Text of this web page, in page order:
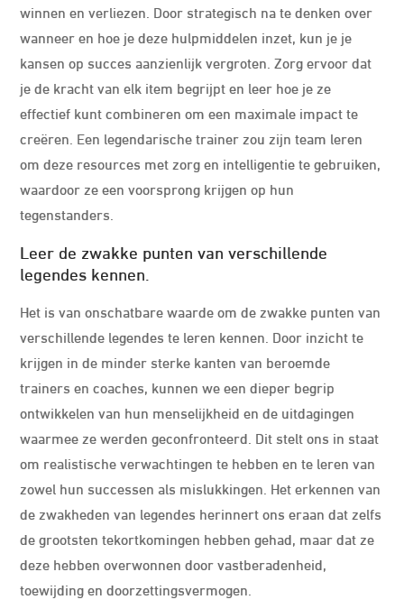
winnen en verliezen. Door strategisch na te denken over
wanneer en hoe je deze hulpmiddelen inzet, kun je je
kansen op succes aanzienlijk vergroten. Zorg ervoor dat
je de kracht van elk item begrijpt en leer hoe je ze
effectief kunt combineren om een ​​maximale impact te
creëren. Een legendarische trainer zou zijn team leren
om deze resources met zorg en intelligentie te gebruiken,
waardoor ze een voorsprong krijgen op hun
tegenstanders.
Leer de zwakke punten van verschillende
legendes kennen.
Het is van onschatbare waarde om de zwakke punten van
verschillende legendes te leren kennen. Door inzicht te
krijgen in de minder sterke kanten van beroemde
trainers en coaches, kunnen we een dieper begrip
ontwikkelen van hun menselijkheid en de uitdagingen
waarmee ze werden geconfronteerd. Dit stelt ons in staat
om realistische verwachtingen te hebben en te leren van
zowel hun successen als mislukkingen. Het erkennen van
de zwakheden van legendes herinnert ons eraan dat zelfs
de grootsten tekortkomingen hebben gehad, maar dat ze
deze hebben overwonnen door vastberadenheid,
toewijding en doorzettingsvermogen.